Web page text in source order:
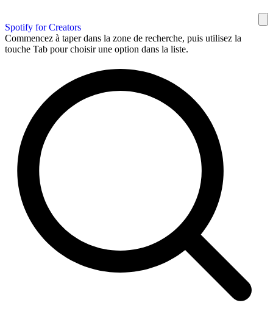
Spotify for Creators
Commencez à taper dans la zone de recherche, puis utilisez la
touche Tab pour choisir une option dans la liste.